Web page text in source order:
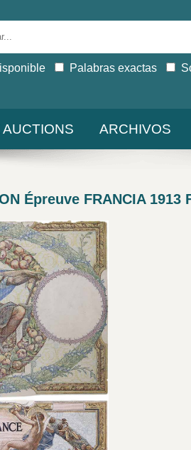
Palabras exactas
AUCTIONS ARCHIVOS
Épreuve FRANCIA 1913